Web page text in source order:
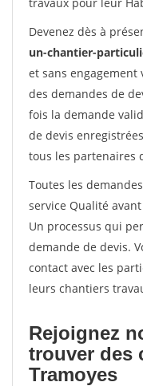
Devenez dès à
un-chantier-
et sans
des demandes de
fois la demande
de devis
tous les partenaires
Toutes les
service Qualité
Un processus qui
demande de devis.
contact avec les
leurs chantiers
Rejoignez
trouver des
Tramoyes